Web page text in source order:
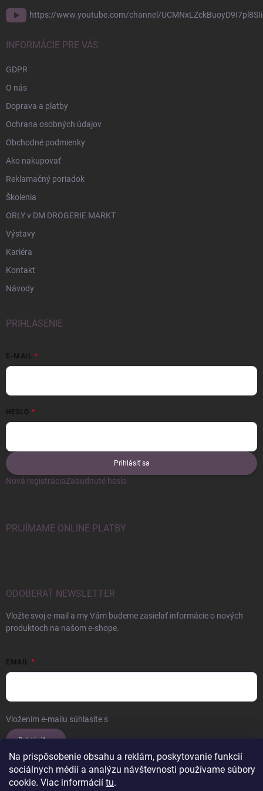
Na prispôsobenie obsahu a reklám, poskytovanie funkcií
sociálnych médií a analýzu návštevnosti používame súbory
cookie. Viac informácií tu.
https://www.youtube.com/channel/
INFORMÁCIE PRE VÁS
GDPR
O nás
Doprava a platby
Ochrana osobných údajov
Obchodné podmienky
Ako nakupovať
Reklamačný poriadok
Školenia
ORLY v DM DROGERIE MARKT
Výstavy
Kariéra
Kontakt
Návody
PRIHLÁSENIE
E-MAIL
HESLO
Prihlásiť sa
Nová registráciaZabudnuté heslo
PRIJÍMAME ONLINE PLATBY
ODOBERAŤ NEWSLETTER
Vložte svoj e-mail a my Vám budeme zasielať informácie o nových
produktoch na našom e-shope.
EMAIL
Vložením e-mailu súhlasíte s
Prihlásiť sa